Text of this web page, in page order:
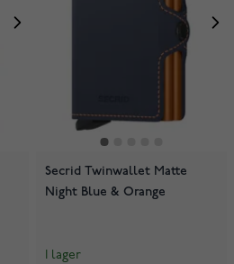
Secrid Twinwallet Matte
Night Blue & Orange
I lager